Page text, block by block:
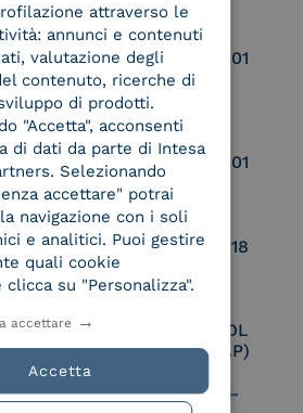
UNI EN ISO 37001
UNI EN ISO 27001
UNI EN ISO 27018
Certified PEPPOL
Access Point (AP)
attraverso le
annunci e contenuti
valutazione degli
contenuto, ricerche di
di prodotti.
"Accetta", acconsenti
di dati da parte di Intesa
Selezionando
accettare" potrai
navigazione con i soli
e analitici. Puoi gestire
quali cookie
su "Personalizza".
Accetta
accettare